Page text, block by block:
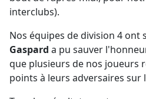
interclubs).
Nos équipes de division 4 ont
Gaspard a pu sauver
que plusieurs de nos joueurs
points à leurs adversaires sur